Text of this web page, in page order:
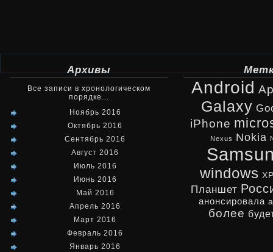
Архивы
Все записи в хронологическом
порядке...
Ноябрь 2016
Октябрь 2016
Сентябрь 2016
Август 2016
Июль 2016
Июнь 2016
Май 2016
Апрель 2016
Март 2016
Февраль 2016
Январь 2016
Android
Galaxy
iPhone
Nexus Nokia
windows
Планшет
анонсировала
более